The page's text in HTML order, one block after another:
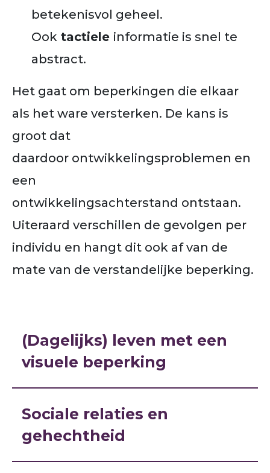
betekenisvol geheel.
Ook tactiele informatie is snel te
abstract.
Het gaat om beperkingen die elkaar
als het ware versterken. De kans is
groot dat
daardoor ontwikkelingsproblemen en
een
ontwikkelingsachterstand ontstaan.
Uiteraard verschillen de gevolgen per
individu en hangt dit ook af van de
mate van de verstandelijke beperking.
(Dagelijks) leven met een
visuele beperking
Sociale relaties en
gehechtheid